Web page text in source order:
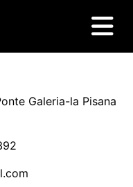
Galeria-la Pisana